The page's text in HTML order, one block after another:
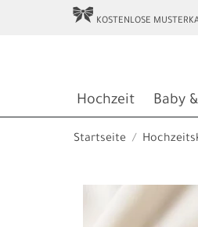
r KOSTENLOSE
Hochzeit Baby
Startseite